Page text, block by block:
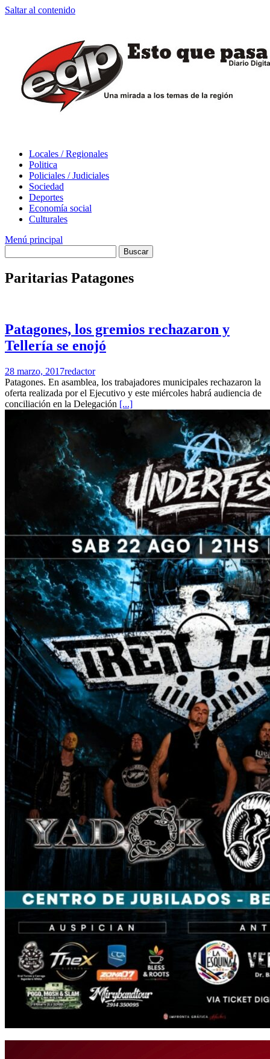
Saltar al contenido
Locales / Regionales
Politica
Policiales / Judiciales
Sociedad
Deportes
Economía social
Culturales
Menú principal
Paritarias Patagones
Patagones, los gremios rechazaron y
Tellería se enojó
28 marzo, 2017redactor
Patagones. En asamblea, los trabajadores municipales rechazaron la
oferta realizada por el Ejecutivo y este miércoles habrá audiencia de
conciliación en la Delegación [...]